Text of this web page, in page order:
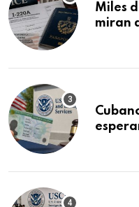
Miles
miran